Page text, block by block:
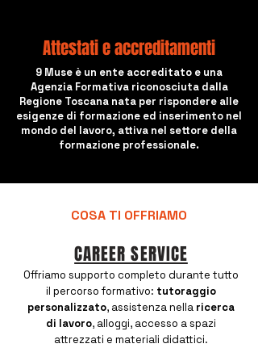
Attestati e accreditamenti
9 Muse è un ente accreditato e una
Agenzia Formativa riconosciuta dalla
Regione Toscana nata per rispondere alle
esigenze di formazione ed inserimento nel
mondo del lavoro, attiva nel settore della
formazione professionale.
COSA TI OFFRIAMO
CAREER SERVICE
Offriamo supporto completo durante tutto
il percorso formativo: tutoraggio
personalizzato, assistenza nella ricerca
di lavoro, alloggi, accesso a spazi
attrezzati e materiali didattici.